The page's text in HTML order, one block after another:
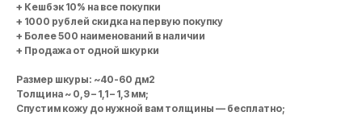
+ Кешбэк 10% на все покупки
+ 1000 рублей скидка на первую покупку
+ Более 500 наименований в наличии
+ Продажа от одной шкурки
Размер шкуры: ~40-60 дм2
Толщина ~ 0,9 – 1,1 – 1,3 мм;
Спустим кожу до нужной вам толщины — бесплатно;